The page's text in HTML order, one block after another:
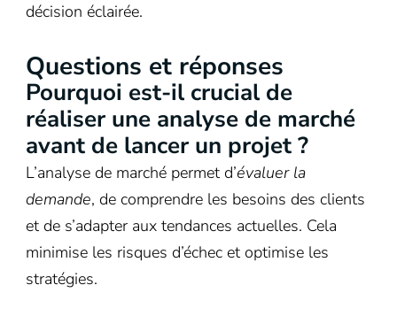
décision éclairée.
Questions et réponses
Pourquoi est-il crucial de
réaliser une analyse de marché
avant de lancer un projet ?
L’analyse de marché permet d’évaluer la
demande, de comprendre les besoins des clients
et de s’adapter aux tendances actuelles. Cela
minimise les risques d’échec et optimise les
stratégies.